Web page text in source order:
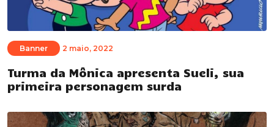
Banner 2 maio, 2022
Turma da Mônica apresenta Sueli, sua
primeira personagem surda